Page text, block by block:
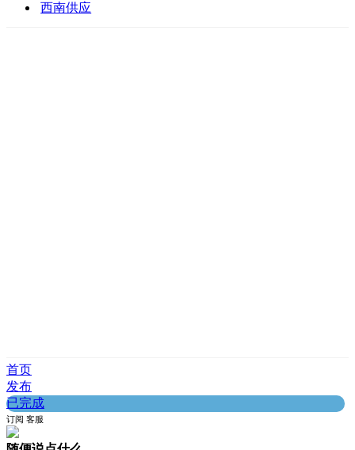
西南供应
首页
发布
已完成
订阅 客服